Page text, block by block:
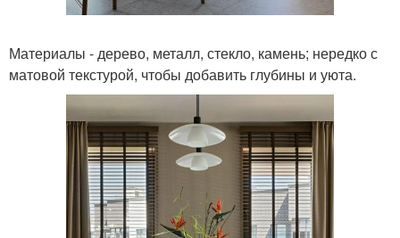
Материалы - дерево, металл, стекло, камень; нередко с
матовой текстурой, чтобы добавить глубины и уюта.